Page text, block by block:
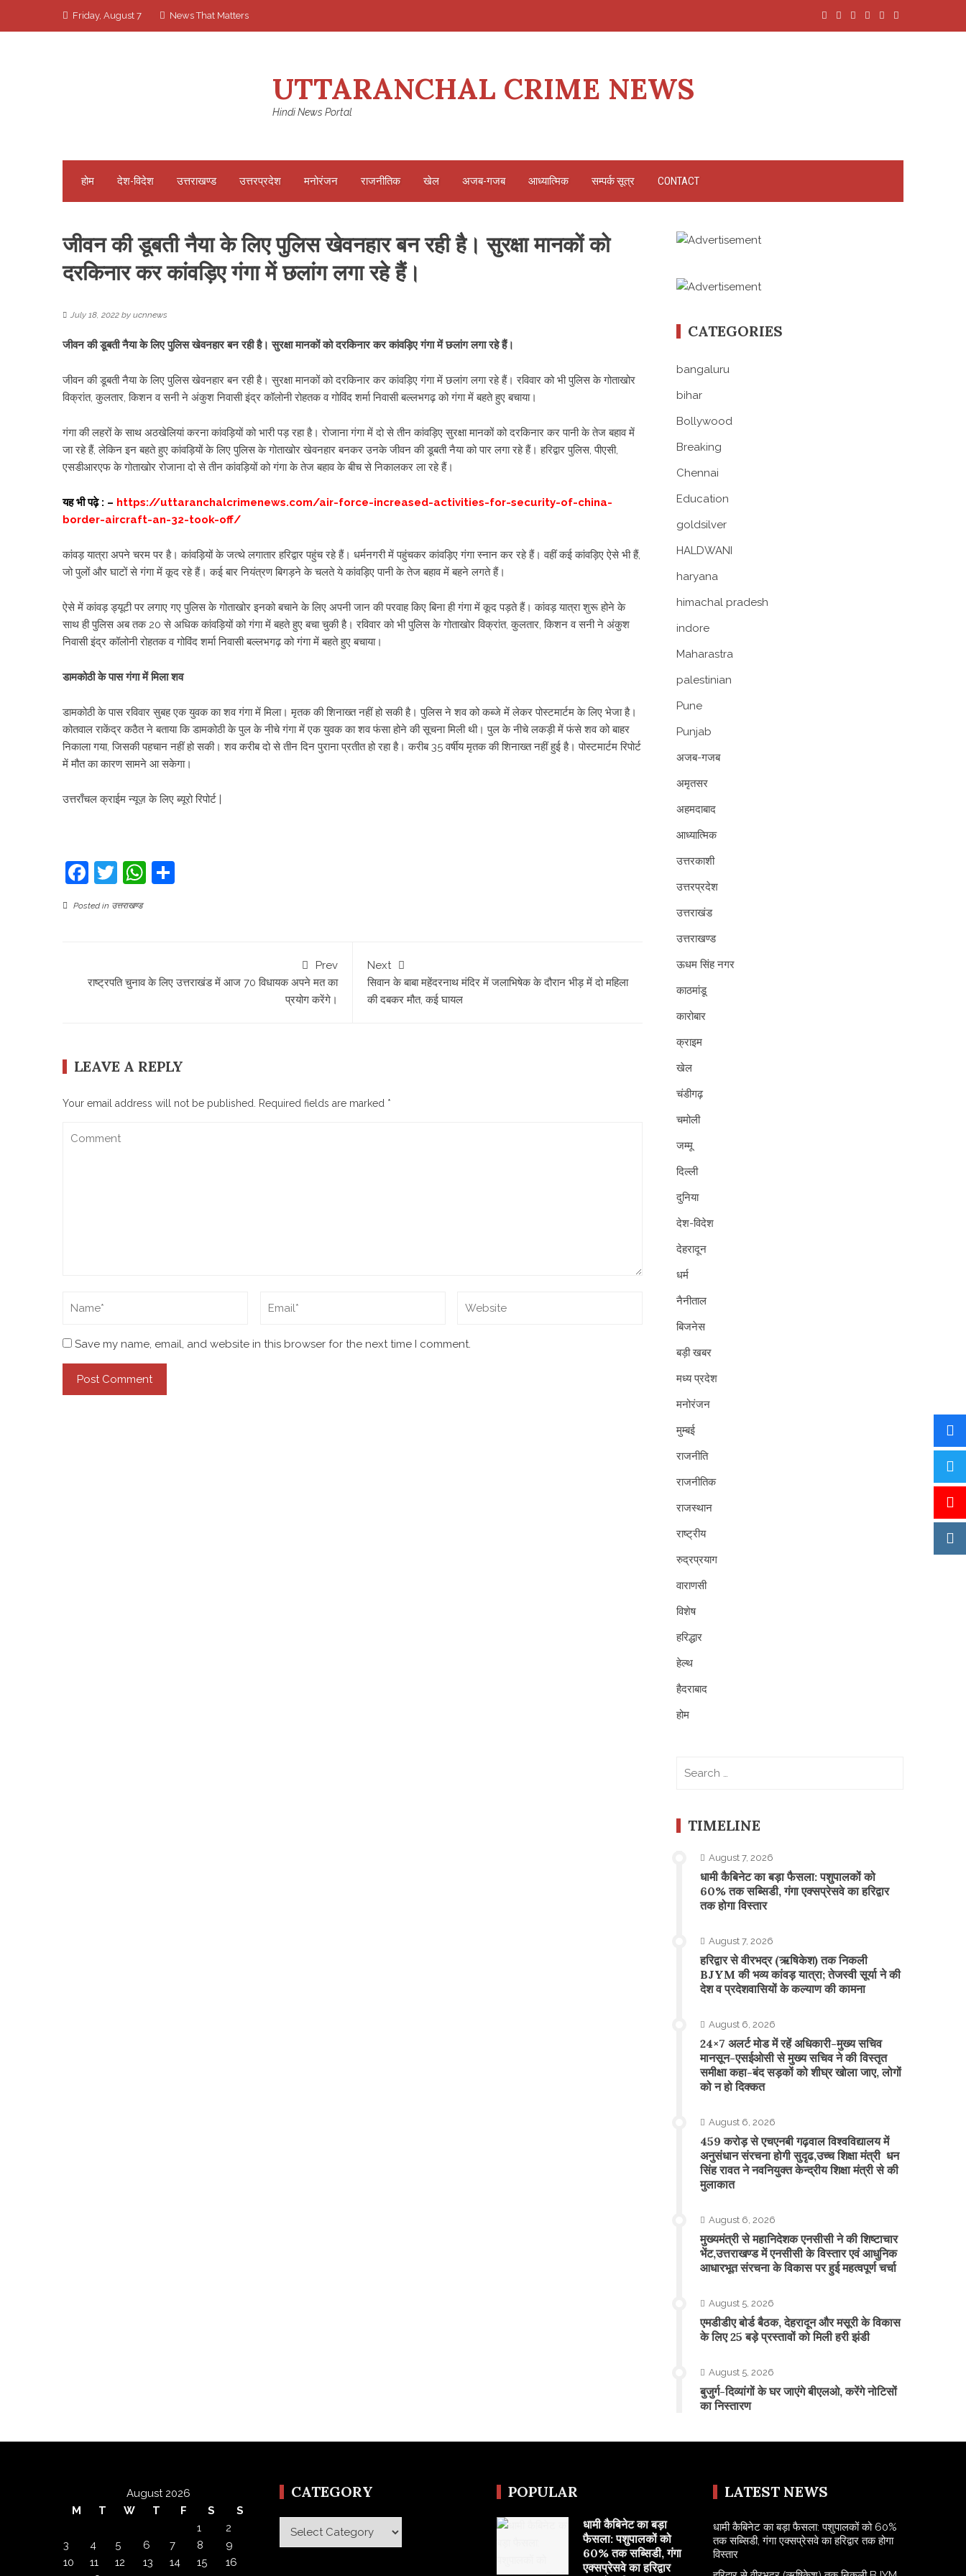
Friday, August 7 News That Matters
UTTARANCHAL CRIME NEWS
Hindi News Portal
होम देश-विदेश उत्तराखण्ड उत्तरप्रदेश मनोरंजन राजनीतिक खेल अजब-गजब आध्यात्मिक सम्पर्क सूत्र CONTACT
जीवन की डूबती नैया के लिए पुलिस खेवनहार बन रही है। सुरक्षा मानकों को
दरकिनार कर कांवड़िए गंगा में छलांग लगा रहे हैं।
July 18, 2022 by ucnnews
जीवन की डूबती नैया के लिए पुलिस खेवनहार बन रही है। सुरक्षा मानकों को दरकिनार कर कांवड़िए गंगा में छलांग लगा रहे हैं।
जीवन की डूबती नैया के लिए पुलिस खेवनहार बन रही है। सुरक्षा मानकों को दरकिनार कर कांवड़िए गंगा में छलांग लगा रहे हैं। रविवार को भी पुलिस के गोताखोर
विक्रांत, कुलतार, किशन व सनी ने अंकुश निवासी इंद्र कॉलोनी रोहतक व गोविंद शर्मा निवासी बल्लभगढ़ को गंगा में बहते हुए बचाया।
गंगा की लहरों के साथ अठखेलियां करना कांवड़ियों को भारी पड़ रहा है। रोजाना गंगा में दो से तीन कांवड़िए सुरक्षा मानकों को दरकिनार कर पानी के तेज बहाव में
जा रहे हैं, लेकिन इन बहते हुए कांवड़ियों के लिए पुलिस के गोताखोर खेवनहार बनकर उनके जीवन की डूबती नैया को पार लगा रहे हैं। हरिद्वार पुलिस, पीएसी,
एसडीआरएफ के गोताखोर रोजाना दो से तीन कांवड़ियों को गंगा के तेज बहाव के बीच से निकालकर ला रहे हैं।
यह भी पढ़े : – https://uttaranchalcrimenews.com/air-force-increased-activities-for-security-of-china-
border-aircraft-an-32-took-off/
कांवड़ यात्रा अपने चरम पर है। कांवड़ियों के जत्थे लगातार हरिद्वार पहुंच रहे हैं। धर्मनगरी में पहुंचकर कांवड़िए गंगा स्नान कर रहे हैं। वहीं कई कांवड़िए ऐसे भी हैं,
जो पुलों और घाटों से गंगा में कूद रहे हैं। कई बार नियंत्रण बिगड़ने के चलते ये कांवड़िए पानी के तेज बहाव में बहने लगते हैं।
ऐसे में कांवड़ ड्यूटी पर लगाए गए पुलिस के गोताखोर इनको बचाने के लिए अपनी जान की परवाह किए बिना ही गंगा में कूद पड़ते हैं। कांवड़ यात्रा शुरू होने के
साथ ही पुलिस अब तक 20 से अधिक कांवड़ियों को गंगा में बहते हुए बचा चुकी है। रविवार को भी पुलिस के गोताखोर विक्रांत, कुलतार, किशन व सनी ने अंकुश
निवासी इंद्र कॉलोनी रोहतक व गोविंद शर्मा निवासी बल्लभगढ़ को गंगा में बहते हुए बचाया।
डामकोठी के पास गंगा में मिला शव
डामकोठी के पास रविवार सुबह एक युवक का शव गंगा में मिला। मृतक की शिनाख्त नहीं हो सकी है। पुलिस ने शव को कब्जे में लेकर पोस्टमार्टम के लिए भेजा है।
कोतवाल राकेंद्र कठैत ने बताया कि डामकोठी के पुल के नीचे गंगा में एक युवक का शव फंसा होने की सूचना मिली थी। पुल के नीचे लकड़ी में फंसे शव को बाहर
निकाला गया, जिसकी पहचान नहीं हो सकी। शव करीब दो से तीन दिन पुराना प्रतीत हो रहा है। करीब 35 वर्षीय मृतक की शिनाख्त नहीं हुई है। पोस्टमार्टम रिपोर्ट
में मौत का कारण सामने आ सकेगा।
उत्तराँचल क्राईम न्यूज़ के लिए ब्यूरो रिपोर्ट |
Facebook
TwitterWhatsApp
Posted in उत्तराखण्ड
Prev
राष्ट्रपति चुनाव के लिए उत्तराखंड में आज 70 विधायक अपने मत का
प्रयोग करेंगे।
Next
सिवान के बाबा महेंदरनाथ मंदिर में जलाभिषेक के दौरान भीड़ में दो महिला
की दबकर मौत, कई घायल
LEAVE A REPLY
Your email address will not be published. Required fields are marked *
Save my name, email, and website in this browser for the next time I comment.
CATEGORIES
bangaluru
bihar
Bollywood
Breaking
Chennai
Education
goldsilver
HALDWANI
haryana
himachal pradesh
indore
Maharastra
palestinian
Pune
Punjab
अजब-गजब
अमृतसर
अहमदाबाद
आध्यात्मिक
उत्तरकाशी
उत्तरप्रदेश
उत्तराखंड
उत्तराखण्ड
ऊधम सिंह नगर
काठमांडू
कारोबार
क्राइम
खेल
चंडीगढ़
चमोली
जम्मू
दिल्ली
दुनिया
देश-विदेश
देहरादून
धर्म
नैनीताल
बिजनेस
बड़ी खबर
मध्य प्रदेश
मनोरंजन
मुम्बई
राजनीति
राजनीतिक
राजस्थान
राष्ट्रीय
रुद्रप्रयाग
वाराणसी
विशेष
हरिद्धार
हेल्थ
हैदराबाद
होम
TIMELINE
August 7, 2026
​धामी कैबिनेट का बड़ा फैसला: पशुपालकों को
60% तक सब्सिडी, गंगा एक्सप्रेसवे का हरिद्वार
तक होगा विस्तार
August 7, 2026
​हरिद्वार से वीरभद्र (ऋषिकेश) तक निकली
BJYM की भव्य कांवड़ यात्रा; तेजस्वी सूर्या ने की
देश व प्रदेशवासियों के कल्याण की कामना
August 6, 2026
24×7 अलर्ट मोड में रहें अधिकारी-मुख्य सचिव
मानसून-एसईओसी से मुख्य सचिव ने की विस्तृत
समीक्षा कहा-बंद सड़कों को शीघ्र खोला जाए, लोगों
को न हो दिक्कत
August 6, 2026
459 करोड़ से एचएनबी गढ़वाल विश्वविद्यालय में
अनुसंधान संरचना होगी सुदृढ,उच्च शिक्षा मंत्री धन
सिंह रावत ने नवनियुक्त केन्द्रीय शिक्षा मंत्री से की
मुलाकात
August 6, 2026
मुख्यमंत्री से महानिदेशक एनसीसी ने की शिष्टाचार
भेंट,उत्तराखण्ड में एनसीसी के विस्तार एवं आधुनिक
आधारभूत संरचना के विकास पर हुई महत्वपूर्ण चर्चा
August 5, 2026
एमडीडीए बोर्ड बैठक, देहरादून और मसूरी के विकास
के लिए 25 बड़े प्रस्तावों को मिली हरी झंडी
August 5, 2026
बुजुर्ग-दिव्यांगों के घर जाएंगे बीएलओ, करेंगे नोटिसों
का निस्तारण
August 2026
M
T W T F S
S
1
2
3
4 5 6 7 8
9
10
11 12 13 14 15
16
CATEGORY
Category
POPULAR
​धामी कैबिनेट का बड़ा
फैसला: पशुपालकों को
60% तक सब्सिडी, गंगा
एक्सप्रेसवे का हरिद्वार
LATEST NEWS
​धामी कैबिनेट का बड़ा फैसला: पशुपालकों को 60%
तक सब्सिडी, गंगा एक्सप्रेसवे का हरिद्वार तक होगा
विस्तार